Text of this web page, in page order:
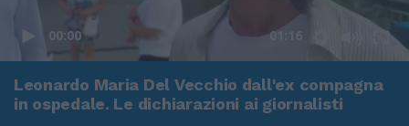
00:00 01:16
Leonardo Maria Del Vecchio dall'ex compagna
in ospedale. Le dichiarazioni ai giornalisti